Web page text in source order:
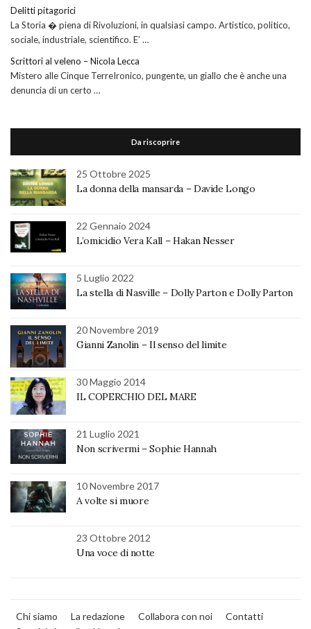
Delitti pitagorici
La Storia � piena di Rivoluzioni, in qualsiasi campo. Artistico, politico,
sociale, industriale, scientifico. E’ …
Scrittori al veleno – Nicola Lecca
Mistero alle Cinque TerreIronico, pungente, un giallo che è anche una
denuncia di un certo …
Da riscoprire
25 Ottobre 2025
La donna della mansarda – Davide Longo
22 Gennaio 2024
L’omicidio Vera Kall – Hakan Nesser
5 Luglio 2022
La stella di Nasville – Dolly Parton e Dolly Parton
20 Novembre 2019
Gianni Zanolin – Il senso del limite
30 Maggio 2014
IL COPERCHIO DEL MARE
21 Luglio 2021
Non scrivermi – Sophie Hannah
10 Novembre 2017
A volte si muore
23 Ottobre 2012
Una voce di notte
Chi siamo La redazione Collabora con noi
Contatti